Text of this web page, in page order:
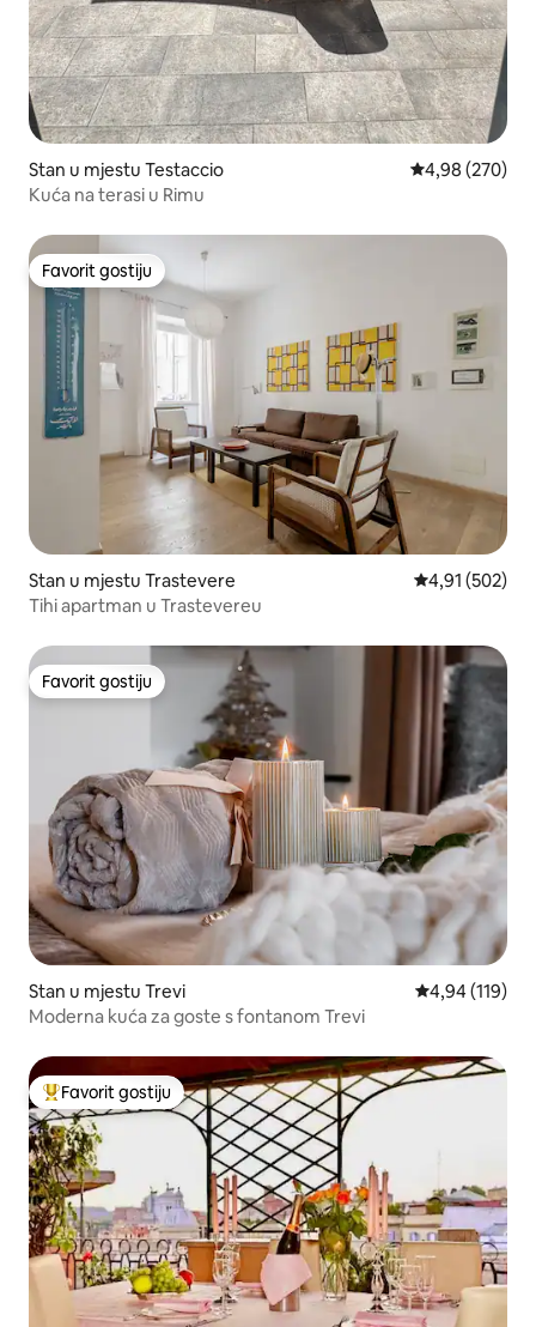
Stan u mjestu Testaccio Prosječna
4,98 (270)
Kuća na terasi u Rimu
Favorit gostiju
Favorit gostiju
Stan u mjestu Trastevere Prosječna
4,91 (502)
Tihi apartman u Trastevereu
Favorit gostiju
Favorit gostiju
Stan u mjestu Trevi Prosječna
4,94 (119)
Moderna kuća za goste s fontanom Trevi
Glavni favorit gostiju
Favorit gostiju